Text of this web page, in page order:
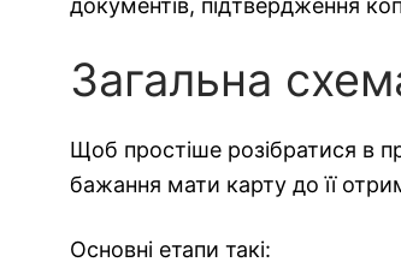
документів, підтвердження
Загальна
Щоб простіше розібратися в
бажання мати карту до її
Основні етапи такі: